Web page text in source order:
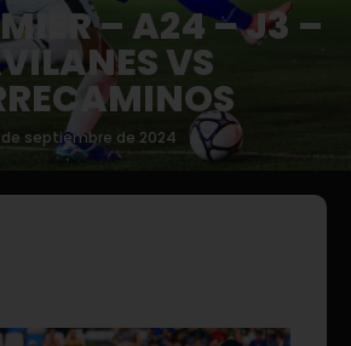
– A24 – J3 –
VS
de septiembre de 2024